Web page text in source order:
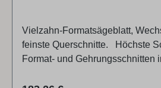
Vielzahn-Formatsägeblatt,
feinste Querschnitte. Höchste Schnittqualität bei
Format- und Gehrungsschnitten